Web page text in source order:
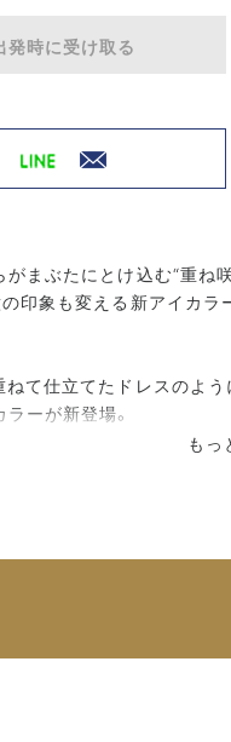
発時に受け取る
まぶたにとけ込む“重ね咲
印象も変える新アイカラ
て仕立てたドレスのよう
ーが新登場。
ットオイルを配合すること
重なりで目もとに立体感が
エチルアルコール）フリー
もっ